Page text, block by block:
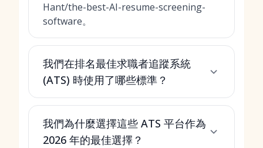
Hant/the-best-AI-resume-screening-
software。
我們在排名最佳求職者追蹤系統
(ATS) 時使用了哪些標準？
我們為什麼選擇這些 ATS 平台作為
2026 年的最佳選擇？